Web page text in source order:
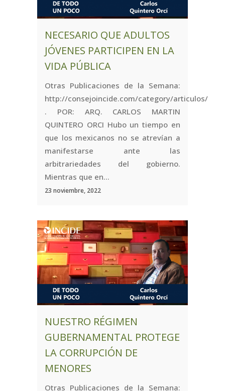
NECESARIO QUE ADULTOS
JÓVENES PARTICIPEN EN LA
VIDA PÚBLICA
Otras Publicaciones de la Semana:
http://consejoincide.com/category/articulos/
. POR: ARQ. CARLOS MARTIN
QUINTERO ORCI Hubo un tiempo en
que los mexicanos no se atrevían a
manifestarse ante las
arbitrariedades del gobierno.
Mientras que en...
23 noviembre, 2022
NUESTRO RÉGIMEN
GUBERNAMENTAL PROTEGE
LA CORRUPCIÓN DE
MENORES
Otras Publicaciones de la Semana: